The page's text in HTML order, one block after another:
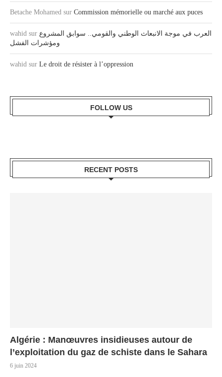
Betache Mohamed sur Commission mémorielle ou marché aux puces
wahid sur العرب في موجة الانبعاث الوطني والقومي.. سوابق المشروع
ومؤشرات الفشل
wahid sur Le droit de résister à l’oppression
FOLLOW US
RECENT POSTS
Algérie : Manœuvres insidieuses autour de
l’exploitation du gaz de schiste dans le Sahara
6 juin 2024